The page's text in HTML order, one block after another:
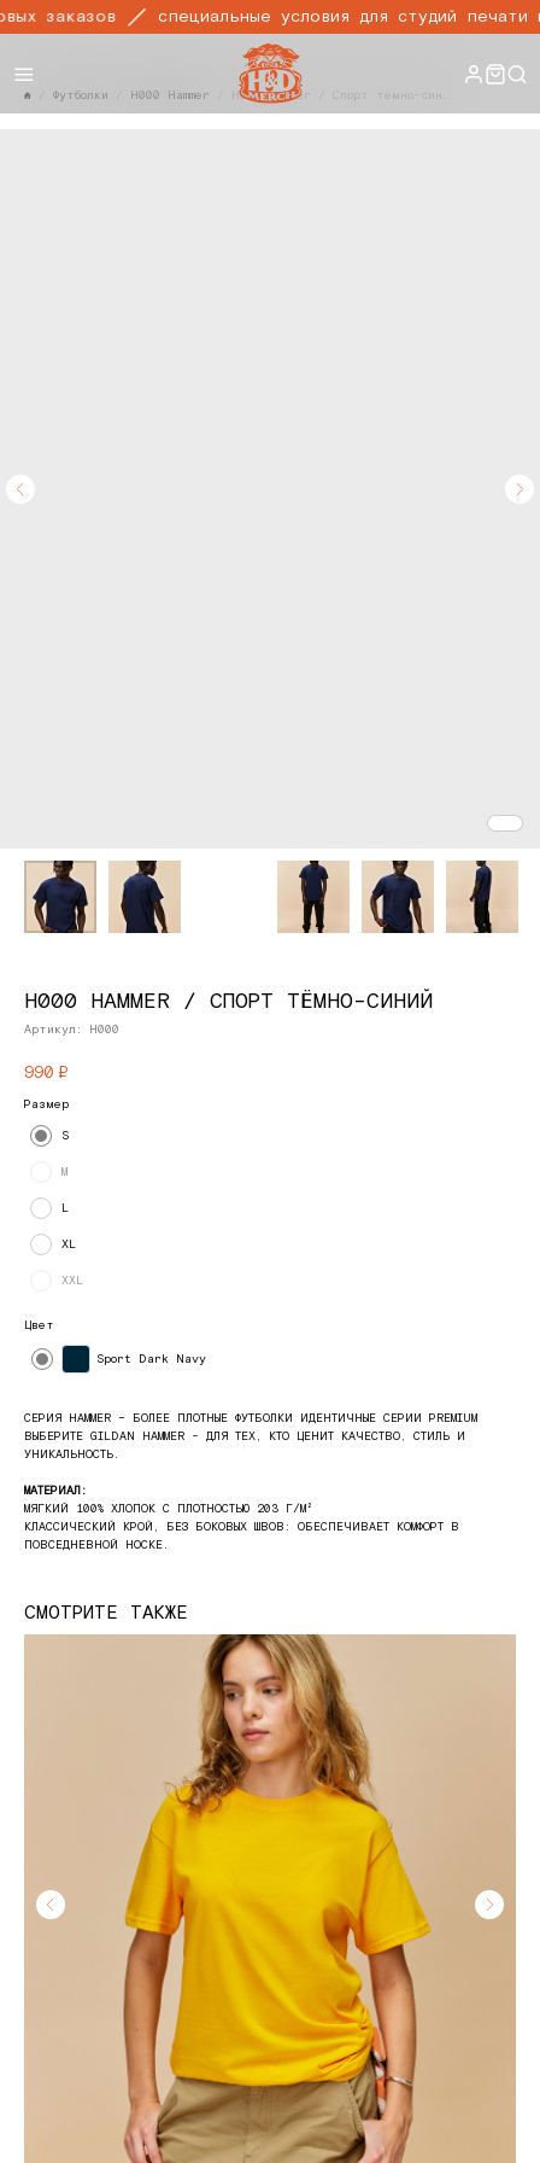
заказов специальные условия для студий печати и
Футболки H000 Hammer
H000 HAMMER / СПОРТ ТЁМНО-СИНИЙ
Артикул: H000
990 ₽
Размер
S
M
L
XL
XXL
Цвет
Sport Dark Navy
СЕРИЯ HAMMER – БОЛЕЕ ПЛОТНЫЕ ФУТБОЛКИ ИДЕНТИЧНЫЕ СЕРИИ PREMIUM
ВЫБЕРИТЕ GILDAN HAMMER - ДЛЯ ТЕХ, КТО ЦЕНИТ КАЧЕСТВО, СТИЛЬ И
УНИКАЛЬНОСТЬ.
МАТЕРИАЛ:
МЯГКИЙ 100% ХЛОПОК С ПЛОТНОСТЬЮ 203 Г/М²
КЛАССИЧЕСКИЙ КРОЙ, БЕЗ БОКОВЫХ ШВОВ: ОБЕСПЕЧИВАЕТ КОМФОРТ В
ПОВСЕДНЕВНОЙ НОСКЕ.
СМОТРИТЕ ТАКЖЕ